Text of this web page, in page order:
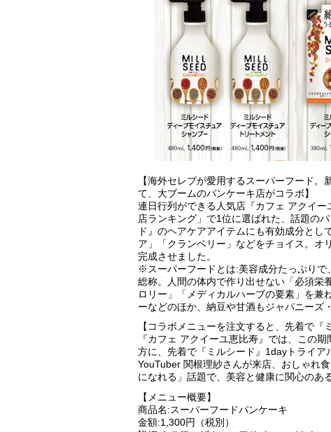
【海外セレブが愛用するスーパーフード
て、大ブームのパンケーキ店がコラボ】
連日行列ができる人気店『カフェ アクイ
店ランキング」で1位に選ばれた、話題の
ド』のヘアケアアイテムにも有効成分と
ア」「クランベリー」などをチョイス。オ
完成させました。
※スーパーフードとは:美容成分たっぷり
総称。人間の体内で作り出せない「必須栄
ロリー」「メディカルハーブの要素」を兼
ーなどのほか、納豆や甘酒もジャパニーズ
【コラボメニューを注文すると、先着で『
『カフェ アクイーユ恵比寿』では、この
方に、先着で『ミルシード』1dayトライ
YouTuber 関根理紗さんが来店、おしゃれ
になれる」話題で、美容と健康に関心のあ
【メニュー概要】
商品名:スーパーフードパンケーキ
金額:1,300円（税別）